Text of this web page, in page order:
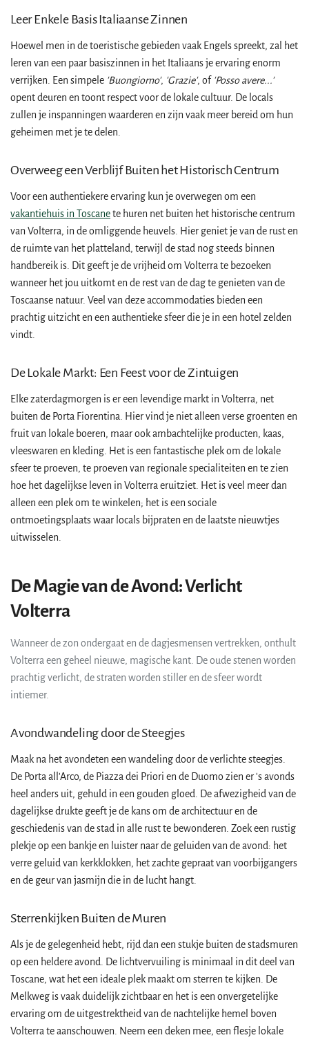
Leer Enkele Basis Italiaanse Zinnen
Hoewel men in de toeristische gebieden vaak Engels spreekt, zal het
leren van een paar basiszinnen in het Italiaans je ervaring enorm
verrijken. Een simpele 'Buongiorno', 'Grazie', of 'Posso avere...'
opent deuren en toont respect voor de lokale cultuur. De locals
zullen je inspanningen waarderen en zijn vaak meer bereid om hun
geheimen met je te delen.
Overweeg een Verblijf Buiten het Historisch Centrum
Voor een authentiekere ervaring kun je overwegen om een
vakantiehuis in Toscanete huren net buiten het historische centrum
van Volterra, in de omliggende heuvels. Hier geniet je van de rust en
de ruimte van het platteland, terwijl de stad nog steeds binnen
handbereik is. Dit geeft je de vrijheid om Volterra te bezoeken
wanneer het jou uitkomt en de rest van de dag te genieten van de
Toscaanse natuur. Veel van deze accommodaties bieden een
prachtig uitzicht en een authentieke sfeer die je in een hotel zelden
vindt.
De Lokale Markt: Een Feest voor de Zintuigen
Elke zaterdagmorgen is er een levendige markt in Volterra, net
buiten de Porta Fiorentina. Hier vind je niet alleen verse groenten en
fruit van lokale boeren, maar ook ambachtelijke producten, kaas,
vleeswaren en kleding. Het is een fantastische plek om de lokale
sfeer te proeven, te proeven van regionale specialiteiten en te zien
hoe het dagelijkse leven in Volterra eruitziet. Het is veel meer dan
alleen een plek om te winkelen; het is een sociale
ontmoetingsplaats waar locals bijpraten en de laatste nieuwtjes
uitwisselen.
De Magie van de Avond: Verlicht
Volterra
Wanneer de zon ondergaat en de dagjesmensen vertrekken, onthult
Volterra een geheel nieuwe, magische kant. De oude stenen worden
prachtig verlicht, de straten worden stiller en de sfeer wordt
intiemer.
Avondwandeling door de Steegjes
Maak na het avondeten een wandeling door de verlichte steegjes.
De Porta all'Arco, de Piazza dei Priori en de Duomo zien er 's avonds
heel anders uit, gehuld in een gouden gloed. De afwezigheid van de
dagelijkse drukte geeft je de kans om de architectuur en de
geschiedenis van de stad in alle rust te bewonderen. Zoek een rustig
plekje op een bankje en luister naar de geluiden van de avond: het
verre geluid van kerkklokken, het zachte gepraat van voorbijgangers
en de geur van jasmijn die in de lucht hangt.
Sterrenkijken Buiten de Muren
Als je de gelegenheid hebt, rijd dan een stukje buiten de stadsmuren
op een heldere avond. De lichtvervuiling is minimaal in dit deel van
Toscane, wat het een ideale plek maakt om sterren te kijken. De
Melkweg is vaak duidelijk zichtbaar en het is een onvergetelijke
ervaring om de uitgestrektheid van de nachtelijke hemel boven
Volterra te aanschouwen. Neem een deken mee, een flesje lokale